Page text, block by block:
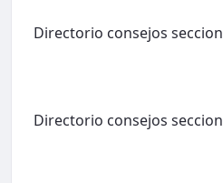
Directorio consejos
Directorio consejos